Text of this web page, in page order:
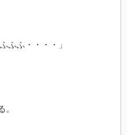
ふふ・・・・」